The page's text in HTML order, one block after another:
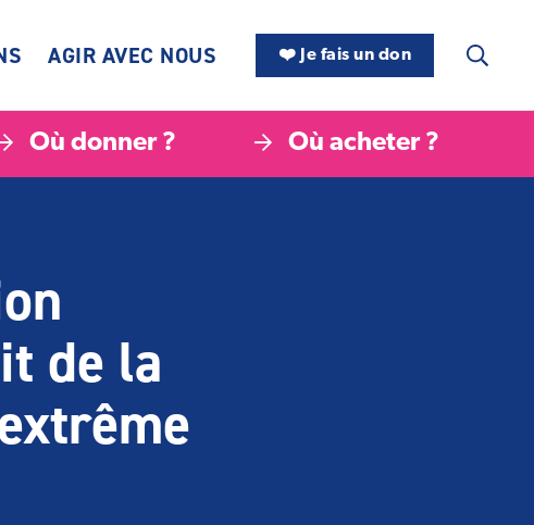
AGIR AVEC NOUS ❤️ Je fais un don
Où donner ? Où acheter ?
de la